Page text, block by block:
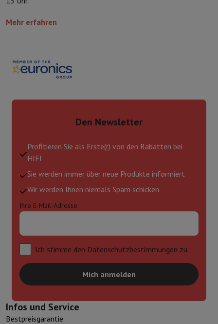
Mehr erfahren
Den Newsletter
Profitieren Sie als Erste(r) von den Rabatten bei
HIFI
Sie werden immer über neue Produkte informiert
Wir werden Ihnen niemals Spam schicken
Ihre E-Mail-Adresse
Ich stimme den Datenschutzbestimmungen zu.
Mich anmelden
Infos und Service
Bestpreisgarantie